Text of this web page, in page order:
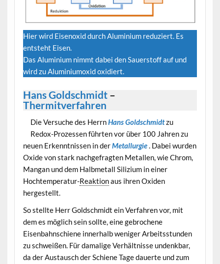
Hier wird Eisenoxid durch Aluminium reduziert. Es
entsteht Eisen.
Das Aluminium nimmt dabei den Sauerstoff auf und
wird zu Aluminiumoxid oxidiert.
Hans Goldschmidt–
Thermitverfahren
Die Versuche des HerrnHans Goldschmidtzu
Redox-Prozessen führten vor über 100 Jahren zu
neuen Erkenntnissen in derMetallurgie. Dabei wurden
Oxide von stark nachgefragten Metallen, wie Chrom,
Mangan und dem Halbmetall Silizium in einer
Hochtemperatur-Reaktionaus ihren Oxiden
hergestellt.
So stellte Herr Goldschmidt ein Verfahren vor, mit
dem es möglich sein sollte, eine gebrochene
Eisenbahnschiene innerhalb weniger Arbeitsstunden
zu schweißen. Für damalige Verhältnisse undenkbar,
da der Austausch der Schiene Tage dauerte und zum